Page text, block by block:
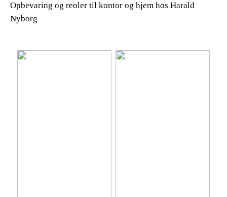
Opbevaring og reoler til kontor og hjem hos Harald
Nyborg